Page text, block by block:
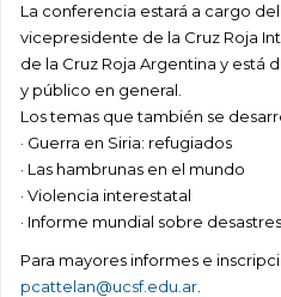
La conferencia estará a cargo
vicepresidente de la Cruz Roja
de la Cruz Roja Argentina y está
y público en general.
Los temas que también se
· Guerra en Siria: refugiados
· Las hambrunas en el mundo
· Violencia interestatal
· Informe mundial sobre desastres.
Para mayores informes e
pcattelan@ucsf.edu.ar